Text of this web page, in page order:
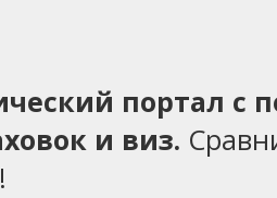
портал
и виз.